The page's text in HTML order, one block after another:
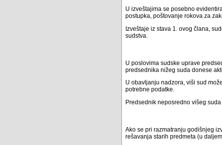
U izveštajima se posebno
postupka, poštovanje rokova za
Izveštaje iz stava 1. ovog člana,
sudstva.
U poslovima sudske uprave
predsednika nižeg suda donese
U obavljanju nadzora, viši sud
potrebne podatke.
Predsednik neposredno višeg
Ako se pri razmatranju godišnjeg
rešavanja starih predmeta (u